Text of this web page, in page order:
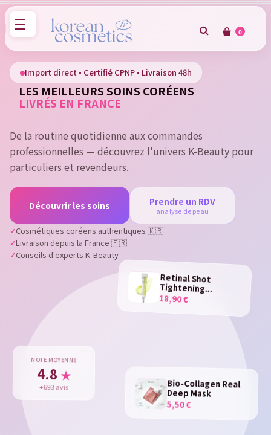
0
Import direct • Certifié CPNP • Livraison 48h
LES MEILLEURS SOINS CORÉENS
LIVRÉS EN FRANCE
De la routine quotidienne aux commandes
professionnelles — découvrez l'univers K-Beauty pour
particuliers et revendeurs.
Découvrir les soins Prendre un RDV
analyse de peau
Cosmétiques coréens authentiques 🇰🇷
Livraison depuis la France 🇫🇷
Conseils d'experts K-Beauty
Retinal Shot
Tightening...
18,90 €
Bio-Collagen Real
Deep Mask
5,50 €
NOTE MOYENNE
4.8 ★
+693 avis
Sign in
You need to be logged in to save products in your wish
list.
Cancel